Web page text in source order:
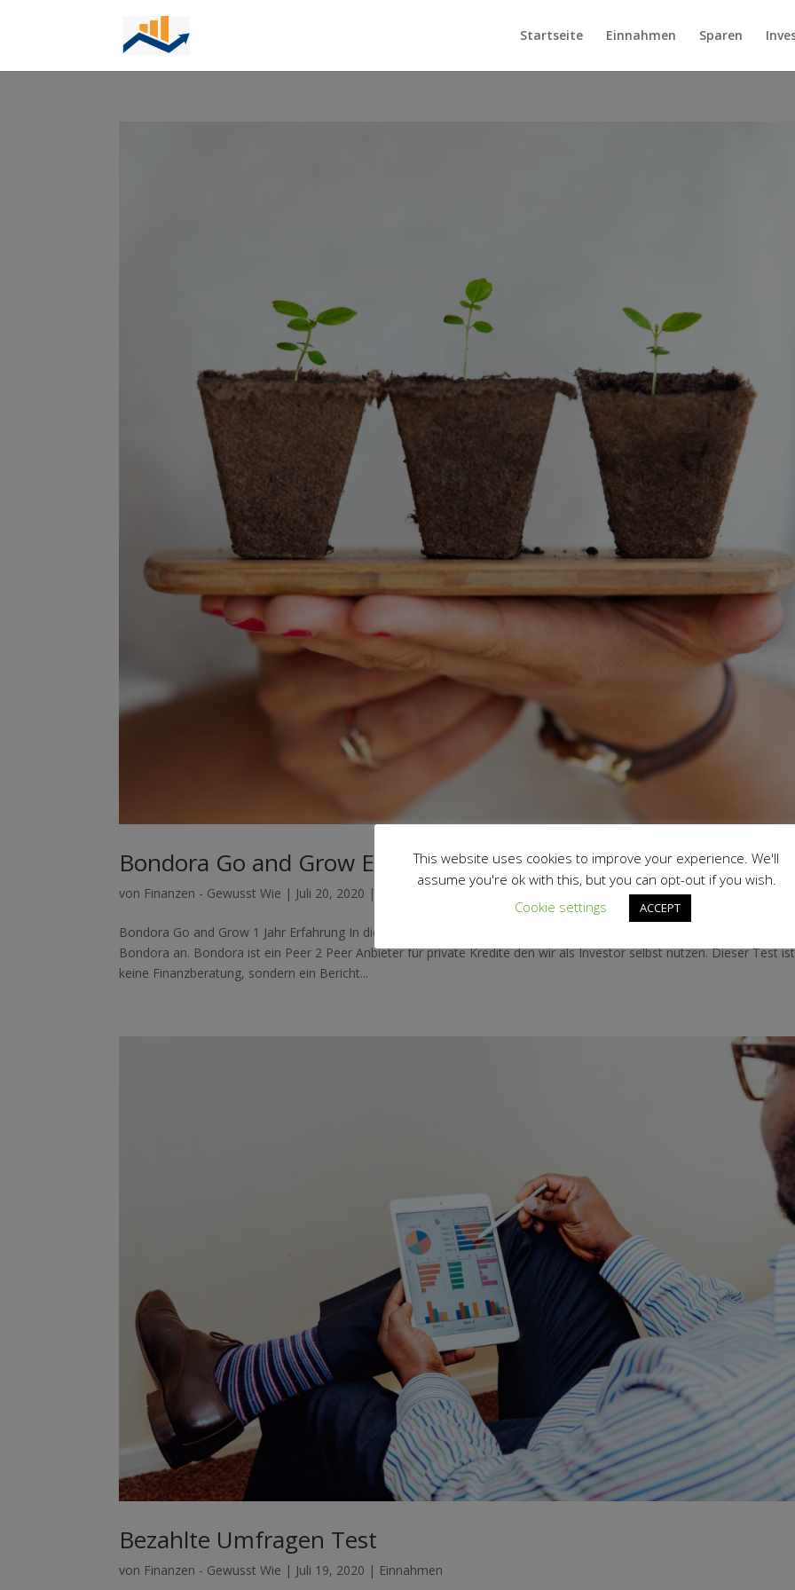
Startseite Einnahmen Sparen
Bondora Go and Grow Erfahrungsbericht
von Finanzen - Gewusst Wie | Juli 20, 2020 |
Bondora Go and Grow 1 Jahr Erfahrung In diesem Test schauen wir uns das Produkt Bondora Go and Grow* von
Bondora an. Bondora ist ein Peer 2 Peer Anbieter für private Kredite den wir als Investor selbst nutzen. Dieser Test ist
keine Finanzberatung, sondern ein Bericht...
Bezahlte Umfragen Test
von Finanzen - Gewusst Wie | Juli 19, 2020 | Einnahmen
This website uses cookies to improve your experience. We'll
assume you're ok with this, but you can opt-out if you wish.
Cookie settings
ACCEPT